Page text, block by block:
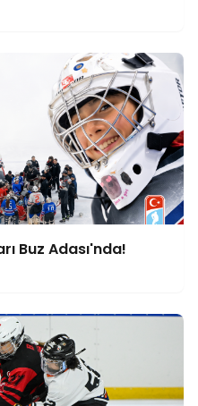
Buz Adası'nda!